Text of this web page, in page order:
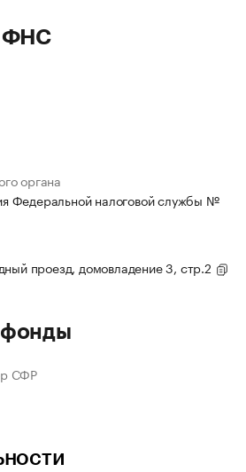
ФНС
органа
Федеральной налоговой службы №
проезд, домовладение 3, стр.2
СФР